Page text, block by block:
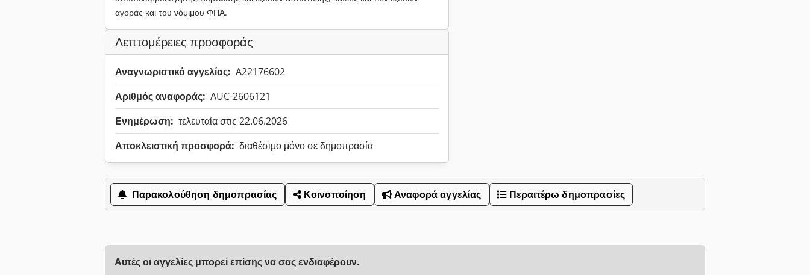
αγοράς και του νόμιμου ΦΠΑ.
Λεπτομέρειες προσφοράς
Αναγνωριστικό αγγελίας: A22176602
Αριθμός αναφοράς: AUC-2606121
Ενημέρωση: τελευταία στις 22.06.2026
Αποκλειστική προσφορά: διαθέσιμο μόνο σε δημοπρασία
Παρακολούθηση δημοπρασίας Κοινοποίηση Αναφορά αγγελίας Περαιτέρω δημοπρασίες
Αυτές οι αγγελίες μπορεί επίσης να σας ενδιαφέρουν.